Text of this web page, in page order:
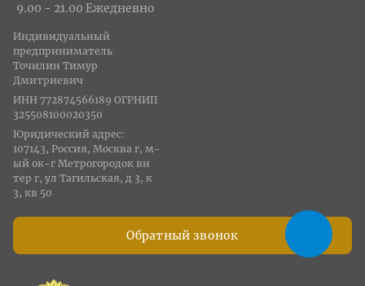
9.00 - 21.00 Ежедневно
Обратный звонок
Индивидуальный
предприниматель
Точилин Тимур
Дмитриевич
ИНН 772874566189 ОГРНИП
325508100020350
Юридический адрес:
107143, Россия, Москва г, м-
ый ок-г Метрогородок вн
тер г, ул Тагильская, д 3, к
3, кв 50